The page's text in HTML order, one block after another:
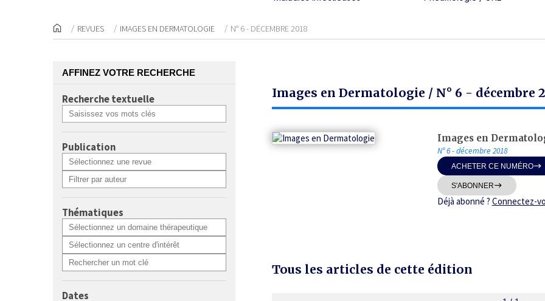
REVUES IMAGES EN DERMATOLOGIE N° 6 - DÉCEMBRE 2018
AFFINEZ VOTRE RECHERCHE
Recherche textuelle
Publication
Thématiques
Dates
Images en Dermatologie / N° 6 - décembre
Images en
N° 6 - décembre 2018
ACHETER CE NUMÉRO
S'ABONNER
Déjà abonné ? Connectez-
Tous les articles de cette édition